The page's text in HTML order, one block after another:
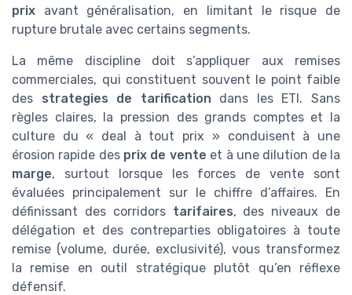
prix avant généralisation, en limitant le risque de
rupture brutale avec certains segments.
La même discipline doit s’appliquer aux remises
commerciales, qui constituent souvent le point faible
des strategies de tarification dans les ETI. Sans
règles claires, la pression des grands comptes et la
culture du « deal à tout prix » conduisent à une
érosion rapide des prix de vente et à une dilution de la
marge, surtout lorsque les forces de vente sont
évaluées principalement sur le chiffre d’affaires. En
définissant des corridors tarifaires, des niveaux de
délégation et des contreparties obligatoires à toute
remise (volume, durée, exclusivité), vous transformez
la remise en outil stratégique plutôt qu’en réflexe
défensif.